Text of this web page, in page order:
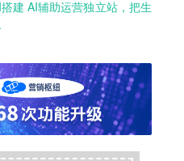
建 AI辅助运营独立站，把生